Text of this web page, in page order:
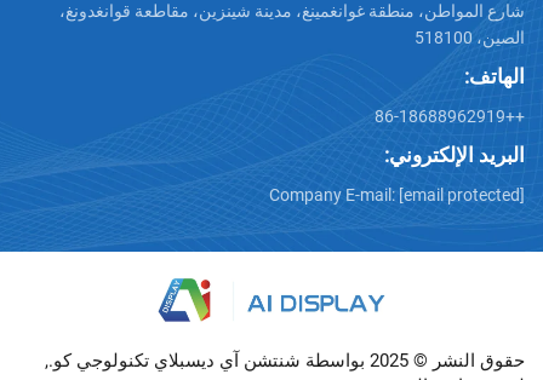
منطقة غوانغمينغ، مدينة شينزين، مقاطعة قوانغدونغ،
Company E-mail:
حقوق النشر © 2025 بواسطة شنتشن آي ديسبلاي تكنولوجي كو.,